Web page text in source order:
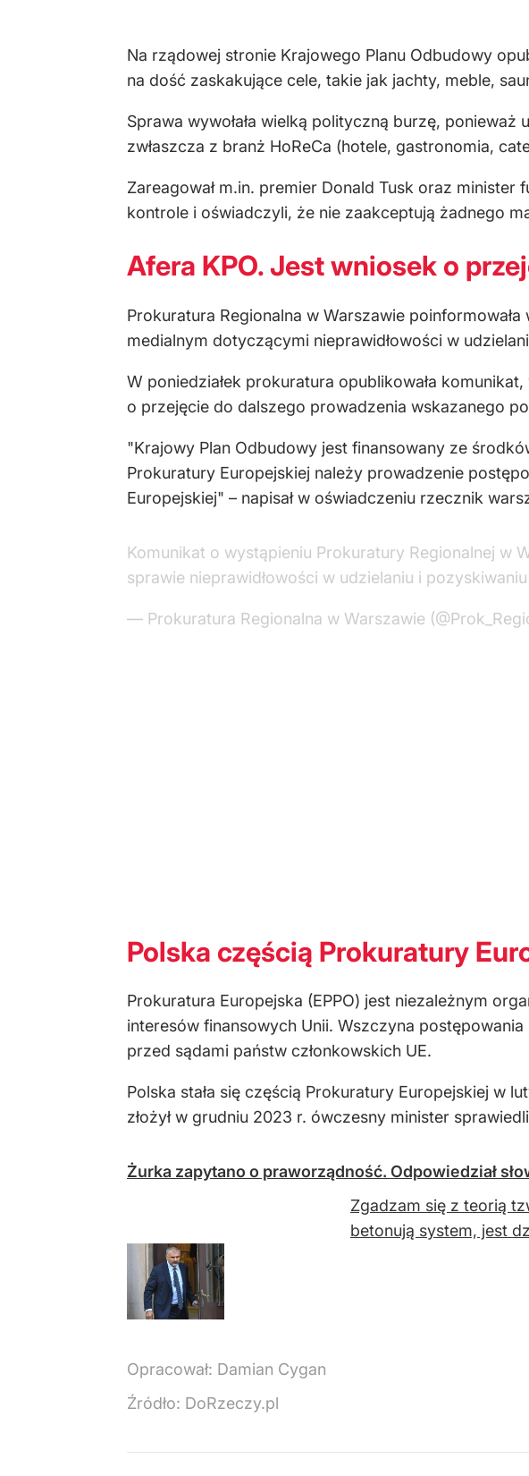
Na rządowej stronie Krajowego Planu Odbudowy
na dość zaskakujące cele, takie jak jachty, meble,
Sprawa wywołała wielką polityczną burzę,
zwłaszcza z branż HoReCa (hotele, gastronomia,
Zareagował m.in. premier Donald Tusk oraz
kontrole i oświadczyli, że nie zaakceptują żadnego
Afera KPO. Jest wniosek o
Prokuratura Regionalna w Warszawie
medialnym dotyczącymi nieprawidłowości w
W poniedziałek prokuratura opublikowała
o przejęcie do dalszego prowadzenia wskazanego
"Krajowy Plan Odbudowy jest finansowany ze
Prokuratury Europejskiej należy prowadzenie
Europejskiej" – napisał w oświadczeniu rzecznik
Komunikat o wystąpieniu Prokuratury Regionalnej w
sprawie nieprawidłowości w udzielaniu i
— Prokuratura Regionalna w Warszawie
Polska częścią Prokuratury
Prokuratura Europejska (EPPO) jest niezależnym
interesów finansowych Unii. Wszczyna
przed sądami państw członkowskich UE.
Polska stała się częścią Prokuratury Europejskiej w
złożył w grudniu 2023 r. ówczesny minister
Żurka zapytano o praworządność. Odpowiedział
Zgadzam się z teorią
betonują system, jest
Opracował: Damian Cygan
Źródło: DoRzeczy.pl